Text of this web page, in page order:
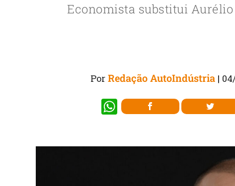
Economista substitui
Por Redação AutoIndústria |
W